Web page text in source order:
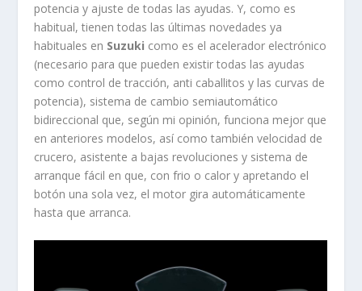
potencia y ajuste de todas las ayudas. Y, como es
habitual, tienen todas las últimas novedades ya
habituales en Suzuki como es el acelerador electrónico
(necesario para que pueden existir todas las ayudas
como control de tracción, anti caballitos y las curvas de
potencia), sistema de cambio semiautomático
bidireccional que, según mi opinión, funciona mejor que
en anteriores modelos, así como también velocidad de
crucero, asistente a bajas revoluciones y sistema de
arranque fácil en que, con frio o calor y apretando el
botón una sola vez, el motor gira automáticamente
hasta que arranca.